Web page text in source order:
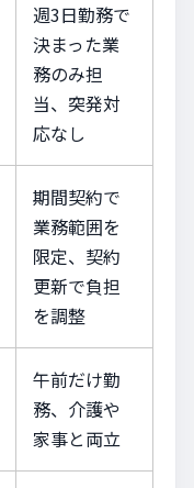
週3日勤務で
決まった業
務のみ担
当、突発対
応なし
期間契約で
業務範囲を
限定、契約
更新で負担
を調整
午前だけ勤
務、介護や
家事と両立